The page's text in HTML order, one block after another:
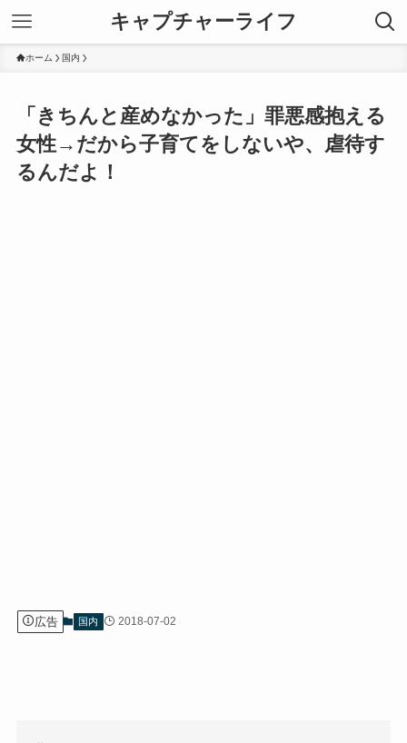
キャプチャーライフ
ホーム 国内
「きちんと産めなかった」罪悪感抱える
女性→だから子育てをしないや、虐待す
るんだよ！
広告 国内 2018-07-02